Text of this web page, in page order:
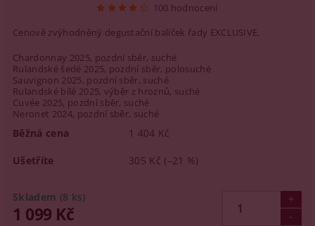
100 hodnocení
Cenově zvýhodněný degustační balíček řady EXCLUSIVE.
Chardonnay 2025, pozdní sběr, suché
Rulandské šedé 2025, pozdní sběr, polosuché
Sauvignon 2025, pozdní sběr, suché
Rulandské bílé 2025, výběr z hroznů, suché
Cuvée 2025, pozdní sběr, suché
Neronet 2024, pozdní sběr, suché
Skladem (8 ks)
Běžná cena 1 404 Kč
Ušetříte 305 Kč (–21 %)
1 099 Kč